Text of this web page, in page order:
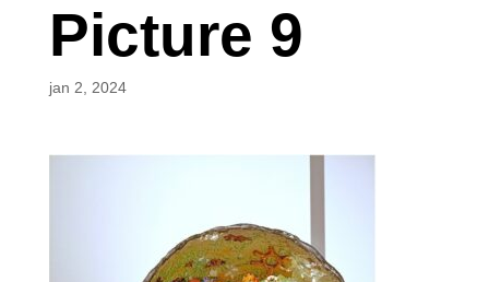
Picture 9
jan 2, 2024